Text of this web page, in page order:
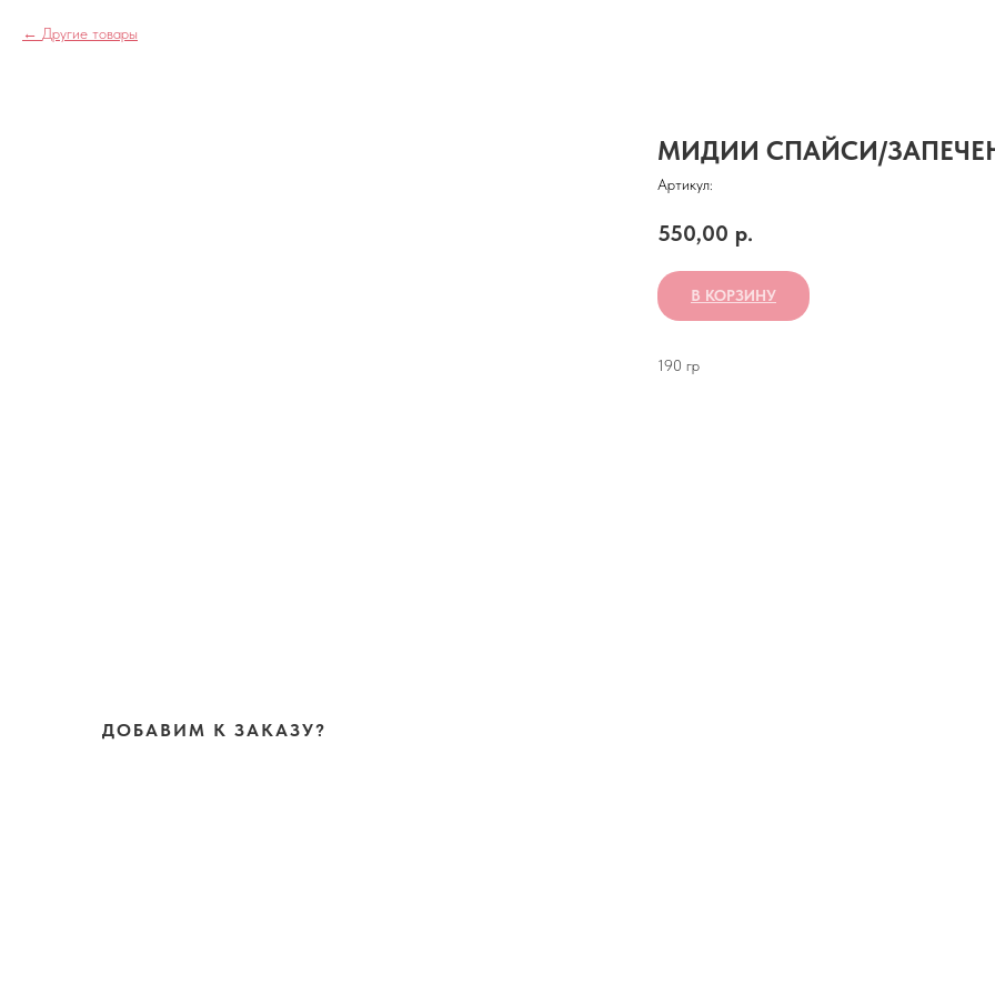
Другие товары
МИДИИ СПАЙСИ/
Артикул:
550,00 р.
В КОРЗИНУ
190 гр
ДОБАВИМ К ЗАКАЗУ?